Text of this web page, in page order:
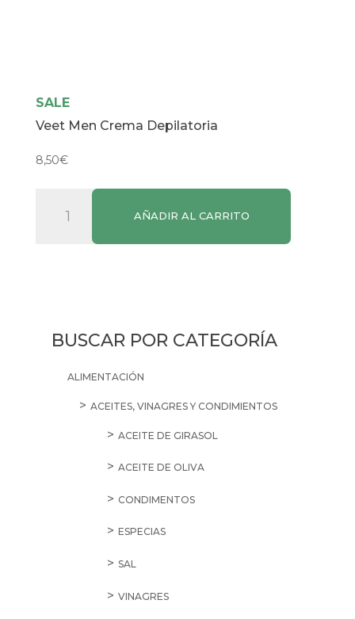
SALE
Veet Men Crema Depilatoria
8,50€
AÑADIR AL CARRITO
BUSCAR POR CATEGORÍA
ALIMENTACIÓN
ACEITES, VINAGRES Y CONDIMIENTOS
ACEITE DE GIRASOL
ACEITE DE OLIVA
CONDIMENTOS
ESPECIAS
SAL
VINAGRES